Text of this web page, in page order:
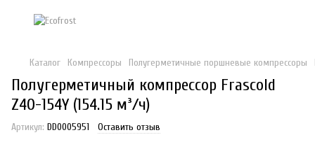
Каталог Компрессоры Полугерметичные поршневые компрессоры
Полугерметичный компрессор Frascold
Z40-154Y (154.15 м³/ч)
Артикул: DD0005951 Оставить отзыв